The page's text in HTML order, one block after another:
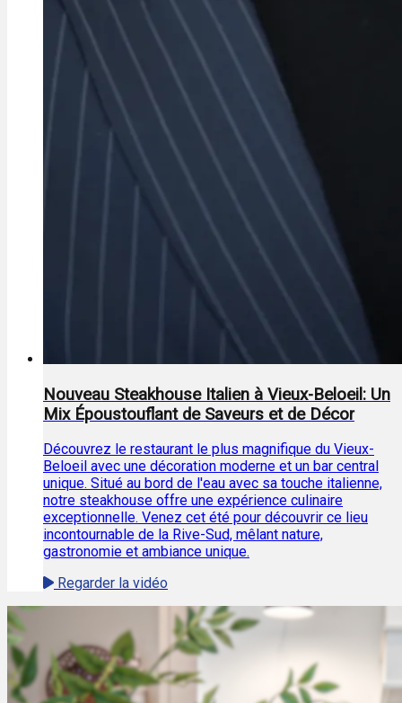
Nouveau Steakhouse Italien à Vieux-Beloeil: Un
Mix Époustouflant de Saveurs et de Décor
Découvrez le restaurant le plus magnifique du Vieux-
Beloeil avec une décoration moderne et un bar central
unique. Situé au bord de l'eau avec sa touche italienne,
notre steakhouse offre une expérience culinaire
exceptionnelle. Venez cet été pour découvrir ce lieu
incontournable de la Rive-Sud, mêlant nature,
gastronomie et ambiance unique.
Regarder la vidéo